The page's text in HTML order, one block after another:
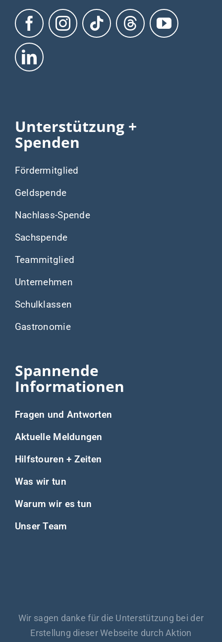
Unterstützung +
Spenden
Fördermitglied
Geldspende
Nachlass-Spende
Sachspende
Teammitglied
Unternehmen
Schulklassen
Gastronomie
Spannende
Informationen
Fragen und Antworten
Aktuelle Meldungen
Hilfstouren + Zeiten
Was wir tun
Warum wir es tun
Unser Team
Wir sagen danke für die Unterstützung bei der
Erstellung dieser Webseite durch Aktion